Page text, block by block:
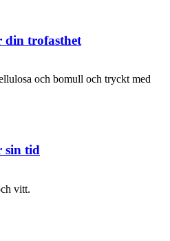
din trofasthet
och bomull och tryckt med
sin tid
vitt.